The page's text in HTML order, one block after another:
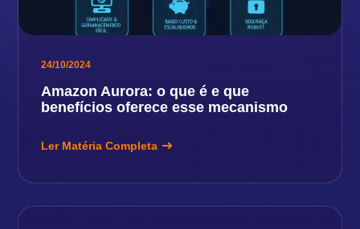
24/10/2024
Amazon Aurora: o que é e que
benefícios oferece esse mecanismo
Ler Matéria Completa